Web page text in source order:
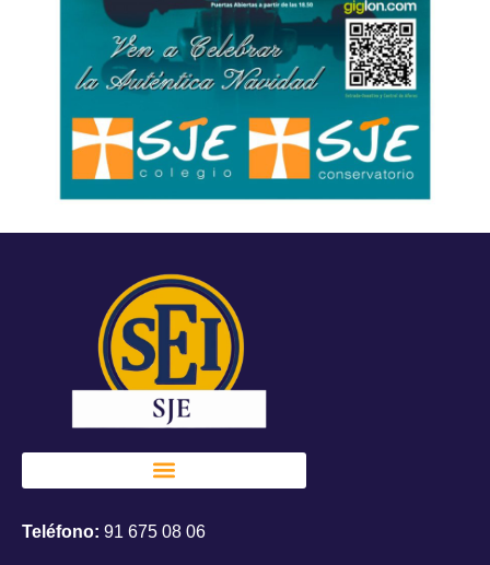
Teléfono: 91 675 08 06